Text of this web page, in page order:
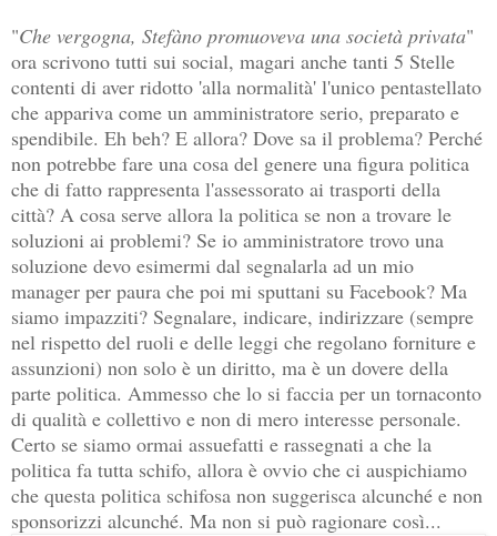
"Che vergogna, Stefàno promuoveva una società privata"
ora scrivono tutti sui social, magari anche tanti 5 Stelle
contenti di aver ridotto 'alla normalità' l'unico pentastellato
che appariva come un amministratore serio, preparato e
spendibile. Eh beh? E allora? Dove sa il problema? Perché
non potrebbe fare una cosa del genere una figura politica
che di fatto rappresenta l'assessorato ai trasporti della
città? A cosa serve allora la politica se non a trovare le
soluzioni ai problemi? Se io amministratore trovo una
soluzione devo esimermi dal segnalarla ad un mio
manager per paura che poi mi sputtani su Facebook? Ma
siamo impazziti? Segnalare, indicare, indirizzare (sempre
nel rispetto del ruoli e delle leggi che regolano forniture e
assunzioni) non solo è un diritto, ma è un dovere della
parte politica. Ammesso che lo si faccia per un tornaconto
di qualità e collettivo e non di mero interesse personale.
Certo se siamo ormai assuefatti e rassegnati a che la
politica fa tutta schifo, allora è ovvio che ci auspichiamo
che questa politica schifosa non suggerisca alcunché e non
sponsorizzi alcunché. Ma non si può ragionare così...